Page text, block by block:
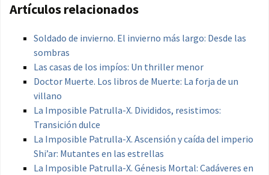
Artículos relacionados
Soldado de invierno. El invierno más largo: Desde las
sombras
Las casas de los impíos: Un thriller menor
Doctor Muerte. Los libros de Muerte: La forja de un
villano
La Imposible Patrulla-X. Divididos, resistimos:
Transición dulce
La Imposible Patrulla-X. Ascensión y caída del imperio
Shi’ar: Mutantes en las estrellas
La Imposible Patrulla-X. Génesis Mortal: Cadáveres en